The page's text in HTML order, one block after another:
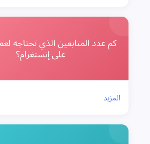
كم عدد المتابعين الذي تحتاجه
على إنستغرام؟
المزيد